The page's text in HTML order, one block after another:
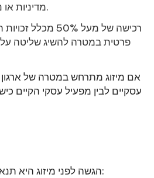
מדיניות או ניהול מנהל עסקים.
רכישה של מעל 50%
פרטית במטרה להשיג שליטה על
אם מיזוג מתרחש במטרה של
עסקיים לבין מפעיל עסקי הקיים
הגשה לפני מיזוג היא תנאי הכרחי כאשר מיזוג יוצר: